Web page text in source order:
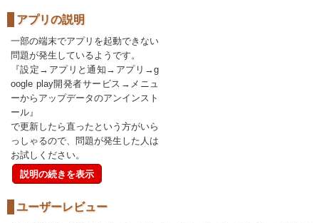
アプリの説明
一部の端末でアプリを起動できない
問題が発生しているようです。
『設定→アプリと通知→アプリ→g
oogle play開発者サービス→メニュ
ーからアップデータのアンインスト
ール』
で更新したら直ったという方がいら
っしゃるので、問題が発生した人は
お試しください。
説明の続きを表示
ユーザーレビュー